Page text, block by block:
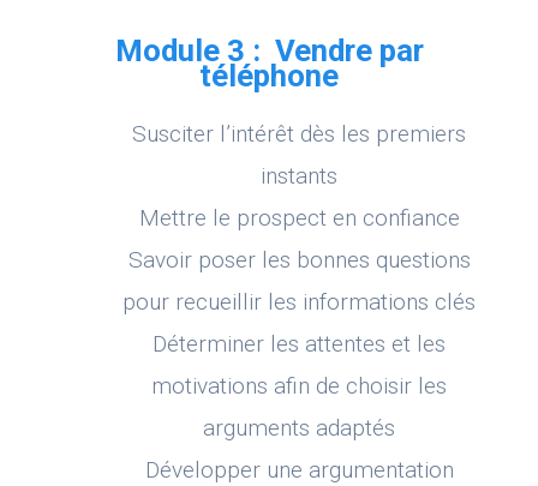
Module 3 : Vendre par
téléphone
Susciter l’intérêt dès les premiers
instants
Mettre le prospect en confiance
Savoir poser les bonnes questions
pour recueillir les informations clés
Déterminer les attentes et les
motivations afin de choisir les
arguments adaptés
Développer une argumentation